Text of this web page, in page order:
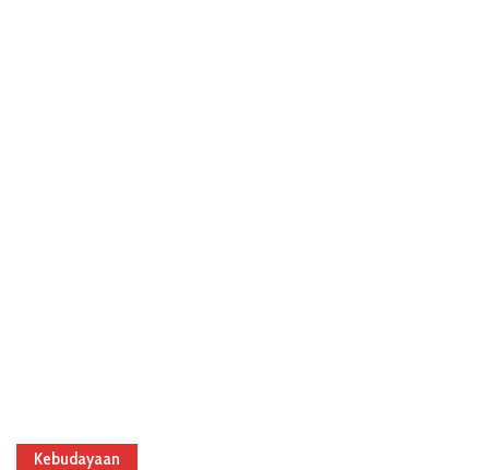
Kebudayaan